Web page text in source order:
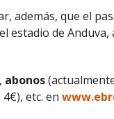
además, que el
estadio de
abonos
etc. en